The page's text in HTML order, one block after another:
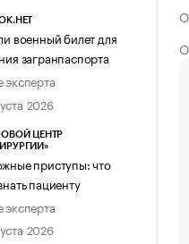
военный билет для
загранпаспорта
2026
ЦЕНТР
приступы: что
пациенту
2026